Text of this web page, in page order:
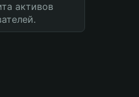
активов